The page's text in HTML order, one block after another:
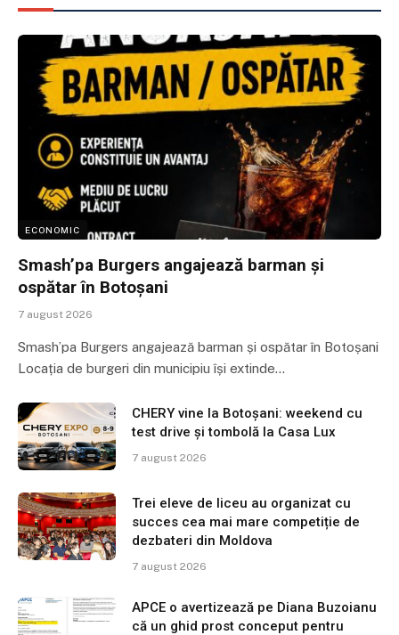
ECONOMIC
Smash’pa Burgers angajează barman și
ospătar în Botoșani
7 august 2026
Smash’pa Burgers angajează barman și ospătar în Botoșani
Locația de burgeri din municipiu își extinde…
CHERY vine la Botoșani: weekend cu
test drive și tombolă la Casa Lux
7 august 2026
Trei eleve de liceu au organizat cu
succes cea mai mare competiție de
dezbateri din Moldova
7 august 2026
APCE o avertizează pe Diana Buzoianu
că un ghid prost conceput pentru